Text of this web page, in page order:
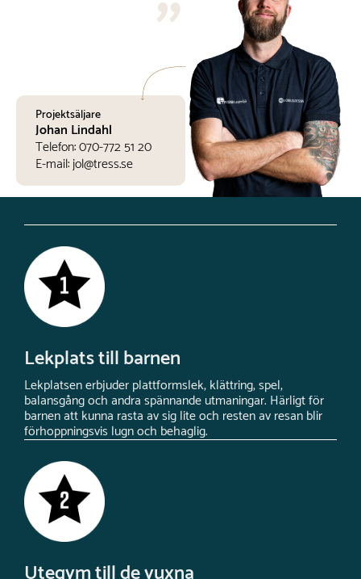
Projektsäljare
Johan Lindahl
Telefon:070-772 51 20
E-mail:jol@tress.se
Lekplats till barnen
Lekplatsen erbjuder plattformslek, klättring, spel,
balansgång och andra spännande utmaningar. Härligt för
barnen att kunna rasta av sig lite och resten av resan blir
förhoppningsvis lugn och behaglig.